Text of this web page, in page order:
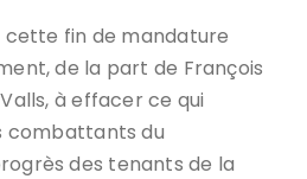
cette fin de mandature
de la part de François
à effacer ce qui
combattants du
des tenants de la